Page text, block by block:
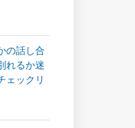
の話し合
れるか迷
ェックリ